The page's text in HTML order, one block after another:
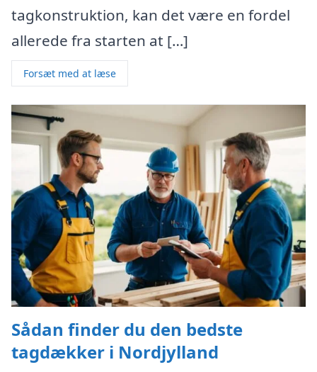
tagkonstruktion, kan det være en fordel
allerede fra starten at […]
Forsæt med at læse
Sådan finder du den bedste
tagdækker i Nordjylland